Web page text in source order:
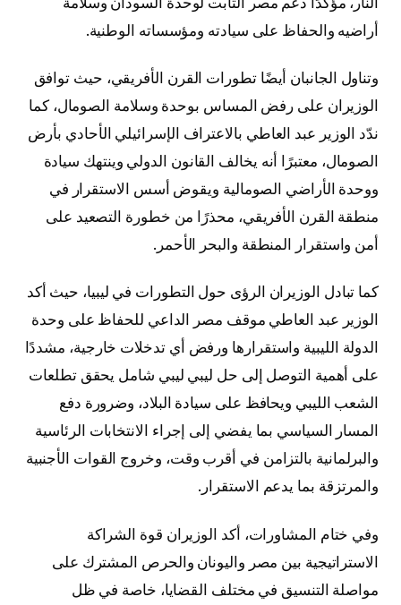
أراضيه والحفاظ على سيادته ومؤسساته الوطنية.
وتناول الجانبان أيضًا تطورات القرن الأفريقي، حيث توافق
الوزيران على رفض المساس بوحدة وسلامة الصومال، كما
ندّد الوزير عبد العاطي بالاعتراف الإسرائيلي الأحادي بأرض
الصومال، معتبرًا أنه يخالف القانون الدولي وينتهك سيادة
ووحدة الأراضي الصومالية ويقوض أسس الاستقرار في
منطقة القرن الأفريقي، محذرًا من خطورة التصعيد على
أمن واستقرار المنطقة والبحر الأحمر.
كما تبادل الوزيران الرؤى حول التطورات في ليبيا، حيث أكد
الوزير عبد العاطي موقف مصر الداعي للحفاظ على وحدة
الدولة الليبية واستقرارها ورفض أي تدخلات خارجية، مشددًا
على أهمية التوصل إلى حل ليبي ليبي شامل يحقق تطلعات
الشعب الليبي ويحافظ على سيادة البلاد، وضرورة دفع
المسار السياسي بما يفضي إلى إجراء الانتخابات الرئاسية
والبرلمانية بالتزامن في أقرب وقت، وخروج القوات الأجنبية
والمرتزقة بما يدعم الاستقرار.
وفي ختام المشاورات، أكد الوزيران قوة الشراكة
الاستراتيجية بين مصر واليونان والحرص المشترك على
مواصلة التنسيق في مختلف القضايا، خاصة في ظل